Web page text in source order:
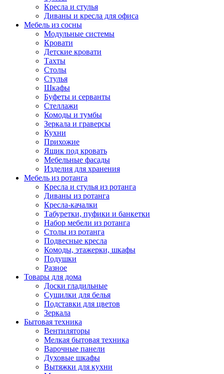
Кресла и стулья
Диваны и кресла для офиса
Мебель из сосны
Модульные системы
Кровати
Детские кровати
Тахты
Столы
Стулья
Шкафы
Буфеты и серванты
Стеллажи
Комоды и тумбы
Зеркала и граверсы
Кухни
Прихожие
Ящик под кровать
Мебельные фасады
Изделия для хранения
Мебель из ротанга
Кресла и стулья из ротанга
Диваны из ротанга
Кресла-качалки
Табуретки, пуфики и банкетки
Набор мебели из ротанга
Столы из ротанга
Подвесные кресла
Комоды, этажерки, шкафы
Подушки
Разное
Товары для дома
Доски гладильные
Сушилки для белья
Подставки для цветов
Зеркала
Бытовая техника
Вентиляторы
Мелкая бытовая техника
Варочные панели
Духовые шкафы
Вытяжки для кухни